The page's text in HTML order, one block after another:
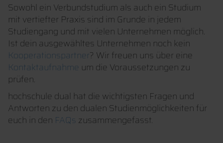
Sowohl ein Verbundstudium als auch ein Studium
mit vertiefter Praxis sind im Grunde in jedem
Studiengang und mit vielen Unternehmen möglich.
Ist dein ausgewähltes Unternehmen noch kein
Kooperationspartner? Wir freuen uns über eine
Kontaktaufnahme um die Voraussetzungen zu
prüfen.
hochschule dual hat die wichtigsten Fragen und
Antworten zu den dualen Studienmöglichkeiten für
euch in den FAQs zusammengefasst.